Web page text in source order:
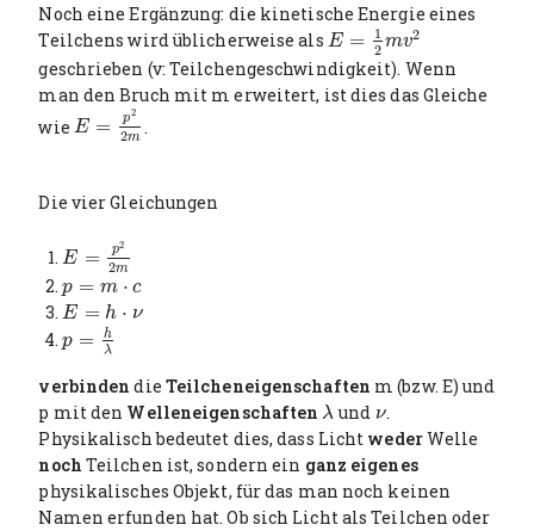
Noch eine Ergänzung: die kinetische Energie eines
Teilchens wird üblicherweise als E =
1
2 mv2
E= 12mv2
geschrieben (v: Teilchengeschwindigkeit). Wenn
man den Bruch mit m erweitert, ist dies das Gleiche
wie E = p2
2m
E= p2 2m .
Die vier Gleichungen
E = p2
2m
E= p2 2m
p = m ⋅ c
p =m⋅c
E = h ⋅ ν
E= h⋅ν
p =
h
λ
p =h λ
verbindendie Teilcheneigenschaften m (bzw. E) und
p mit den Welleneigenschaftenλ
λ und ν
ν.
Physikalisch bedeutet dies, dass Licht wederWelle
noch Teilchen ist, sondern ein ganz eigenes
physikalisches Objekt, für das man noch keinen
Namen erfunden hat. Ob sich Licht als Teilchen oder